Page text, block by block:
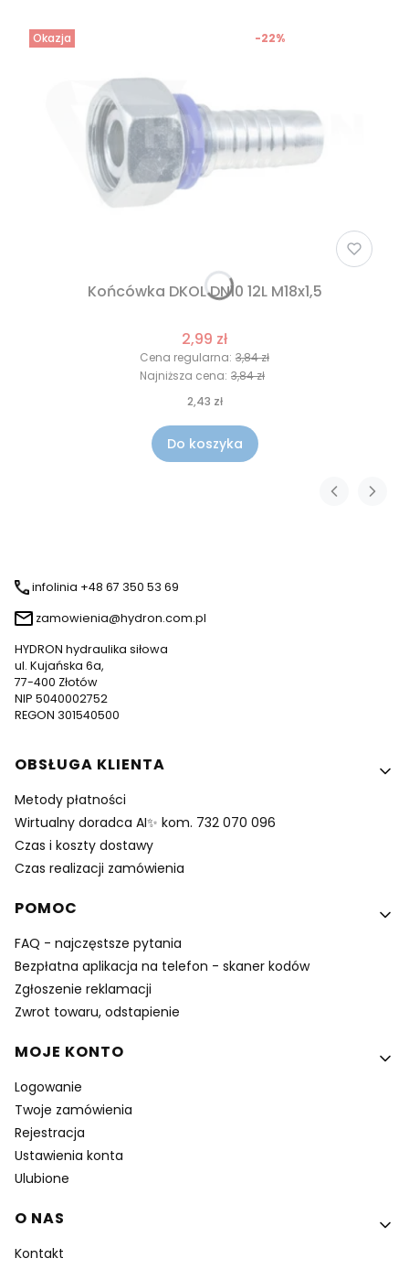
Okazja
Końcówka DKOL DN10 12L M18x1,5
2,99 zł
Cena regularna: 3,84 zł
-22%
Najniższa cena: 3,84 zł
2,43 zł
Do koszyka
infolinia +48 67 350 53 69
zamowienia@hydron.com.pl
HYDRON hydraulika siłowa
ul. Kujańska 6a,
77-400 Złotów
NIP 5040002752
REGON 301540500
Linki w stopce
OBSŁUGA KLIENTA
Metody płatności
Wirtualny doradca AI✨ kom. 732 070 096
Czas i koszty dostawy
Czas realizacji zamówienia
POMOC
FAQ - najczęstsze pytania
Bezpłatna aplikacja na telefon - skaner kodów
Zgłoszenie reklamacji
Zwrot towaru, odstapienie
MOJE KONTO
Logowanie
Twoje zamówienia
Rejestracja
Ustawienia konta
Ulubione
O NAS
Kontakt